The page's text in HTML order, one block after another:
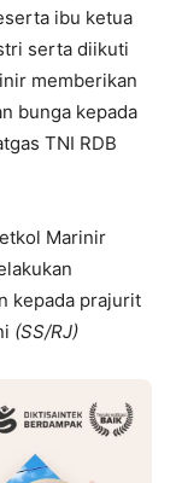
ibu ketua
serta diikuti
memberikan
bunga kepada
TNI RDB
Marinir
kepada prajurit
(SS/RJ)